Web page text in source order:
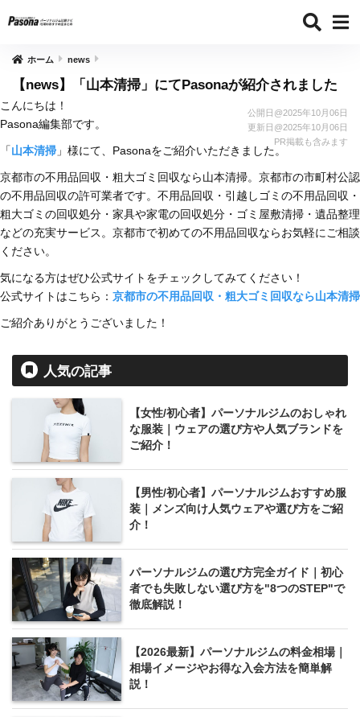
ホーム news
【news】「山本清掃」にてPasonaが紹介されました
公開日@2025年10月06日
更新日@2025年10月06日
PR掲載も含みます
こんにちは！
Pasona編集部です。
「山本清掃 」様にて、Pasonaをご紹介いただきました。
京都市の不用品回収・粗大ゴミ回収なら山本清掃。京都市の市町村公認
の不用品回収の許可業者です。不用品回収・引越しゴミの不用品回収・
粗大ゴミの回収処分・家具や家電の回収処分・ゴミ屋敷清掃・遺品整理
などの充実サービス。京都市で初めての不用品回収ならお気軽にご相談
ください。
気になる方はぜひ公式サイトをチェックしてみてください！
公式サイトはこちら： 京都市の不用品回収・粗大ゴミ回収なら山本清掃
ご紹介ありがとうございました！
人気の記事
【女性/初心者】パーソナルジムのおしゃれ
な服装｜ウェアの選び方や人気ブランドを
ご紹介！
【男性/初心者】パーソナルジムおすすめ服
装｜メンズ向け人気ウェアや選び方をご紹
介！
パーソナルジムの選び方完全ガイド｜初心
者でも失敗しない選び方を"8つのSTEP"で
徹底解説！
【2026最新】パーソナルジムの料金相場｜
相場イメージやお得な入会方法を簡単解
説！